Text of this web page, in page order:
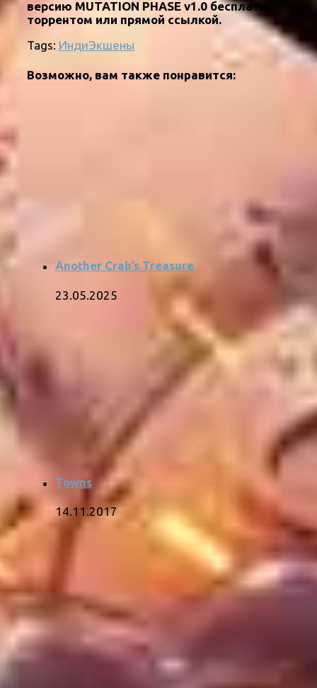
версию MUTATION PHASE v1.0 бесплатно
торрентом или прямой ссылкой.
Tags: ИндиЭкшены
Возможно, вам также понравится:
Another Crab’s Treasure
23.05.2025
Towns
14.11.2017